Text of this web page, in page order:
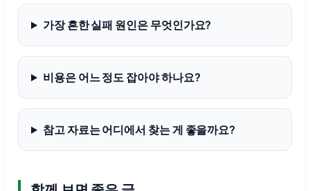
가장 흔한 실패 원인은 무엇인가요?
비용은 어느 정도 잡아야 하나요?
참고 자료는 어디에서 찾는 게 좋을까요?